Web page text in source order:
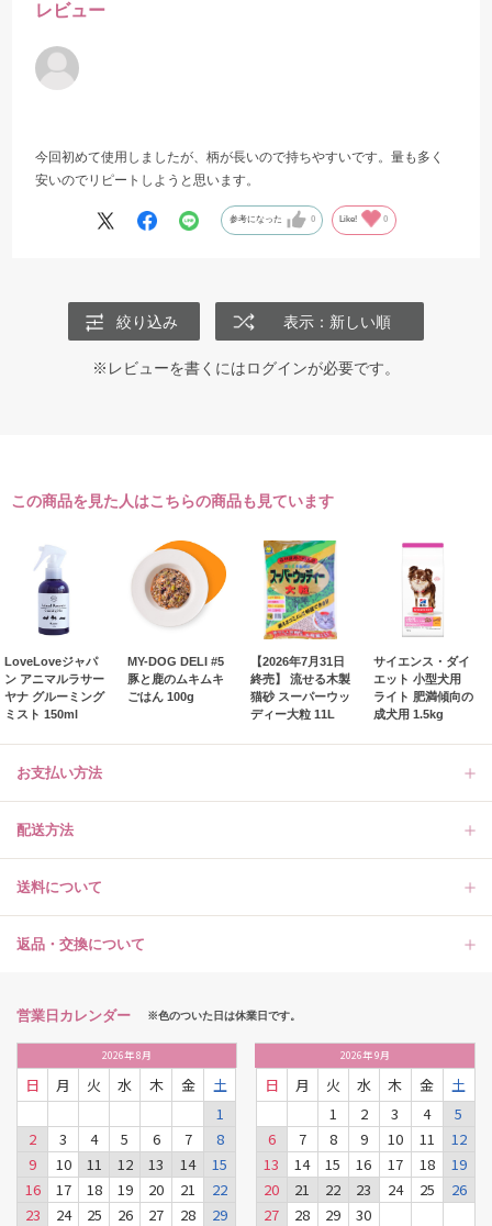
レビュー
今回初めて使用しましたが、柄が長いので持ちやすいです。量も多く
安いのでリピートしようと思います。
参考になった 0 Like! 0
絞り込み 表示：新しい順
※レビューを書くにはログインが必要です。
この商品を見た人はこちらの商品も見ています
LoveLoveジャパ
ン アニマルラサー
ヤナ グルーミング
ミスト 150ml
MY-DOG DELI #5
豚と鹿のムキムキ
ごはん 100g
【2026年7月31日
終売】 流せる木製
猫砂 スーパーウッ
ディー大粒 11L
サイエンス・ダイ
エット 小型犬用
ライト 肥満傾向の
成犬用 1.5kg
お支払い方法
配送方法
送料について
返品・交換について
営業日カレンダー ※色のついた日は休業日です。
2026年8月
日 月 火 水 木 金
土
1
2
3 4 5 6 7
8
9
10 11 12 13 14
15
16
17 18 19 20 21
22
23
24 25 26 27 28 29
2026年9月
日 月 火 水 木 金
土
1
2 3 4
5
6
7 8 9 10 11
12
13
14 15 16 17 18
19
20
21 22 23 24 25
26
27
28 29 30